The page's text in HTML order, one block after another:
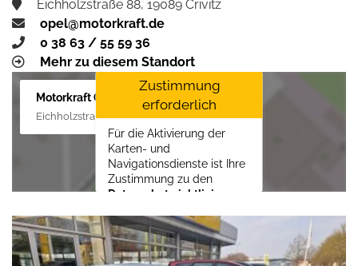
Eichholzstraße 88, 19089 Crivitz
opel@motorkraft.de
0 38 63 / 55 59 36
Mehr zu diesem Standort
Motorkraft GmbH
Eichholzstraße 88, 19089 Crivitz
Zustimmung
erforderlich
Für die Aktivierung der
Karten- und
Navigationsdienste ist Ihre
Zustimmung zu den
Datenschutzrichtlinien
LLCerforderlich.
Zustimmen und